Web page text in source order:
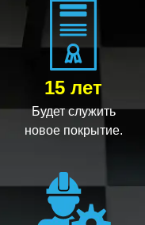
15 лет
Будет служить
новое покрытие.